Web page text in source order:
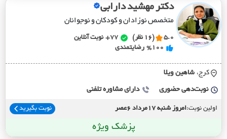
دکتر مهشید دارابی
متخصص نوزادان و کودکان و نوجوانان
5.0 (16 نظر) 77+
نوبت آنلاین
%100 رضایتمندی
کرج، شاهين ويلا
نوبت‌دهی حضوری دارای مشاوره تلفنی
اولین نوبت:امروز شنبه 17مرداد 6عصر نوبت بگیرید
پزشک ویژه